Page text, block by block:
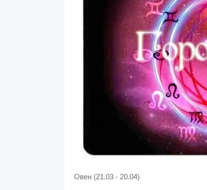
Овен (21.03 - 20.04)